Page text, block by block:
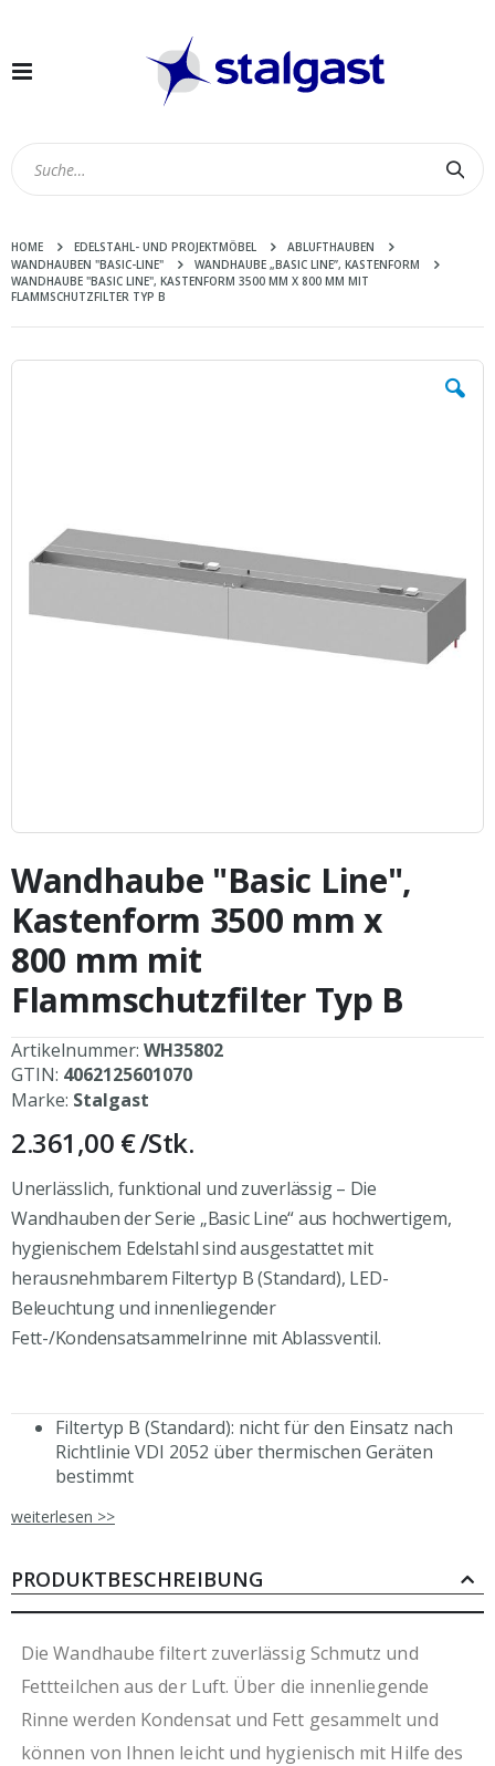
Navigation
HOME EDELSTAHL- UND PROJEKTMÖBEL
ABLUFTHAUBEN
WANDHAUBEN "BASIC-LINE"
WANDHAUBE „BASIC LINE”, KASTENFORM
WANDHAUBE "BASIC LINE", KASTENFORM 3500 MM X 800 MM MIT
FLAMMSCHUTZFILTER TYP B
Zum
Anfang
der
Bildergalerie
springen
Wandhaube "Basic Line",
Kastenform 3500 mm x
800 mm mit
Flammschutzfilter Typ B
Artikelnummer: WH35802
GTIN: 4062125601070
Marke: Stalgast
2.361,00 €/Stk.
Unerlässlich, funktional und zuverlässig – Die
Wandhauben der Serie „Basic Line“ aus hochwertigem,
hygienischem Edelstahl sind ausgestattet mit
herausnehmbarem Filtertyp B (Standard), LED-
Beleuchtung und innenliegender
Fett-/Kondensatsammelrinne mit Ablassventil.
Filtertyp B (Standard): nicht für den Einsatz nach
Richtlinie VDI 2052 über thermischen Geräten
bestimmt
Spülküchen, Speiseausgabe oder Warmausgaben
verschweißte Ecken am Haubenkörper
gefalzte Ränder und entgratete Schnittkanten
Fett-/Kondensatsammelrinne mit Ablassventil
inkl. LED-Beleuchtung (230V), IP54
ab einer Länge >2800 mm geteilt geliefert
Innenkonstruktion mit einem Abluftraum und
einen Stauraum mit herausnehmbaren Filtern
weiterlesen >>
PRODUKTBESCHREIBUNG
Die Wandhaube filtert zuverlässig Schmutz und
Fettteilchen aus der Luft. Über die innenliegende
Rinne werden Kondensat und Fett gesammelt und
können von Ihnen leicht und hygienisch mit Hilfe des